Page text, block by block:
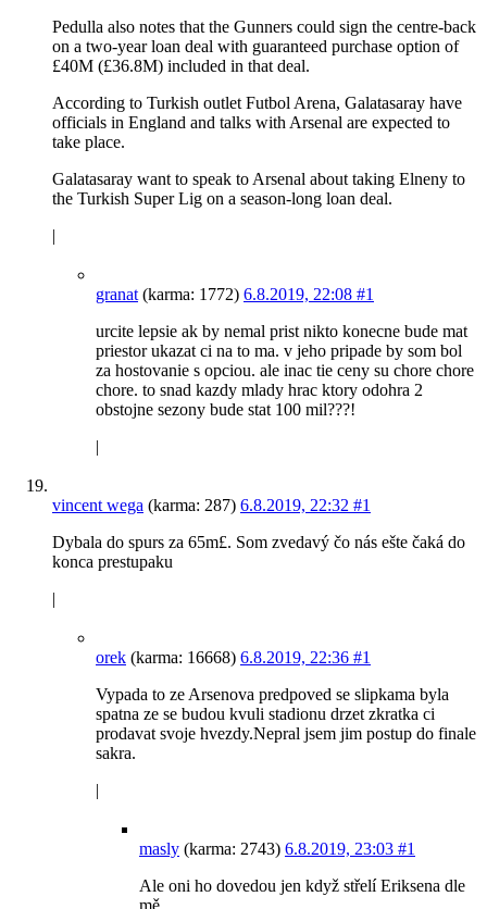
Pedulla also notes that the Gunners could sign the centre-back
on a two-year loan deal with guaranteed purchase option of
£40M (£36.8M) included in that deal.
According to Turkish outlet Futbol Arena, Galatasaray have
officials in England and talks with Arsenal are expected to
take place.
Galatasaray want to speak to Arsenal about taking Elneny to
the Turkish Super Lig on a season-long loan deal.
|
granat (karma: 1772) 6.8.2019, 22:08 #1
urcite lepsie ak by nemal prist nikto konecne bude mat
priestor ukazat ci na to ma. v jeho pripade by som bol
za hostovanie s opciou. ale inac tie ceny su chore chore
chore. to snad kazdy mlady hrac ktory odohra 2
obstojne sezony bude stat 100 mil???!
|
vincent wega (karma: 287) 6.8.2019, 22:32 #1
Dybala do spurs za 65m£. Som zvedavý čo nás ešte čaká do
konca prestupaku
|
orek (karma: 16668) 6.8.2019, 22:36 #1
Vypada to ze Arsenova predpoved se slipkama byla
spatna ze se budou kvuli stadionu drzet zkratka ci
prodavat svoje hvezdy.Nepral jsem jim postup do finale
sakra.
|
masly (karma: 2743) 6.8.2019, 23:03 #1
Ale oni ho dovedou jen když střelí Eriksena dle
mě